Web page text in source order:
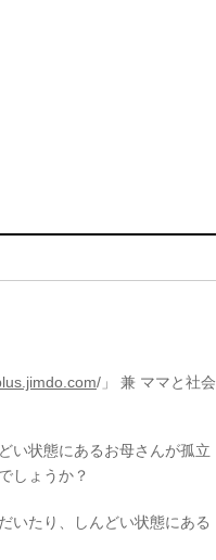
/」 兼 ママと社会
い状態にあるお母さんが孤立
しょうか？
いたり、しんどい状態にある